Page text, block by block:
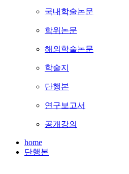
국내학술논문
학위논문
해외학술논문
학술지
단행본
연구보고서
공개강의
home
단행본